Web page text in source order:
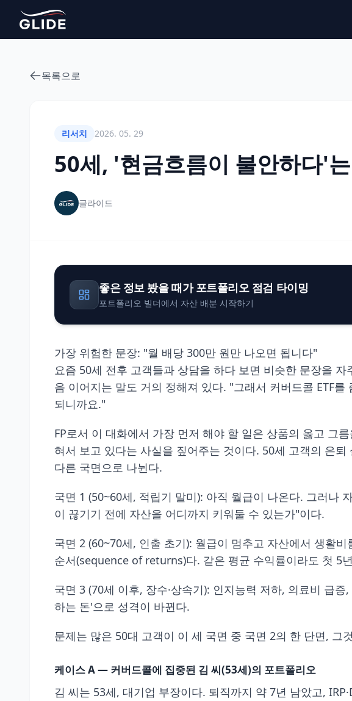
목록으로
리서치 2026. 05. 29
50세, '현금흐름이 불안하다'
글라이드
좋은 정보 봤을 때가 포트폴리오 점검 타이밍
포트폴리오 빌더에서 자산 배분 시작하기
가장 위험한 문장: "월 배당 300만 원만 나오면 됩니다"
요즘 50세 전후 고객들과 상담을 하다 보면 비슷한 문장을
음 이어지는 말도 거의 정해져 있다. "그래서 커버드콜 ETF
되니까요."
FP로서 이 대화에서 가장 먼저 해야 할 일은 상품의 옳고 그
혀서 보고 있다는 사실을 짚어주는 것이다. 50세 고객의 은
다른 국면으로 나뉜다.
국면 1 (50~60세, 적립기 말미): 아직 월급이 나온다. 그러나
이 끊기기 전에 자산을 어디까지 키워둘 수 있는가"이다.
국면 2 (60~70세, 인출 초기): 월급이 멈추고 자산에서 생활
순서(sequence of returns)다. 같은 평균 수익률이라도 첫 5
국면 3 (70세 이후, 장수·상속기): 인지능력 저하, 의료비 급
하는 돈'으로 성격이 바뀐다.
문제는 많은 50대 고객이 이 세 국면 중 국면 2의 한 단면,
케이스 A — 커버드콜에 집중된 김 씨(53세)의 포트폴리오
김 씨는 53세, 대기업 부장이다. 퇴직까지 약 7년 남았고,